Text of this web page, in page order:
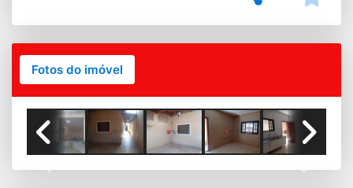
Fotos do imóvel
Previous Next